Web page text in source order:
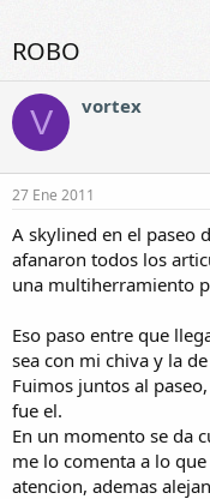
ROBO
V vortex
27 Ene 2011
A skylined en el paseo
afanaron todos los
una multiherramiento
Eso paso entre que
sea con mi chiva y la
Fuimos juntos al
fue el.
En un momento se da
me lo comenta a lo
atencion, ademas